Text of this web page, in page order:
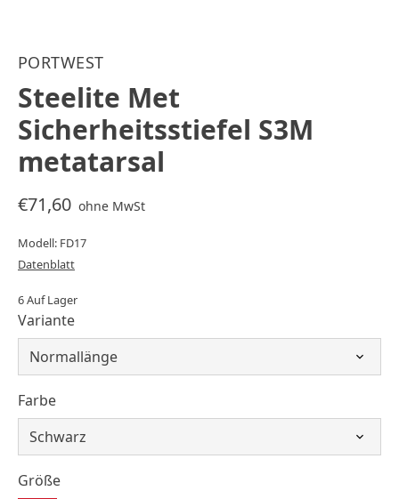
PORTWEST
Steelite Met
Sicherheitsstiefel S3M
metatarsal
€71,60 ohne MwSt
Modell: FD17
Datenblatt
6 Auf Lager
Variante
Farbe
Größe